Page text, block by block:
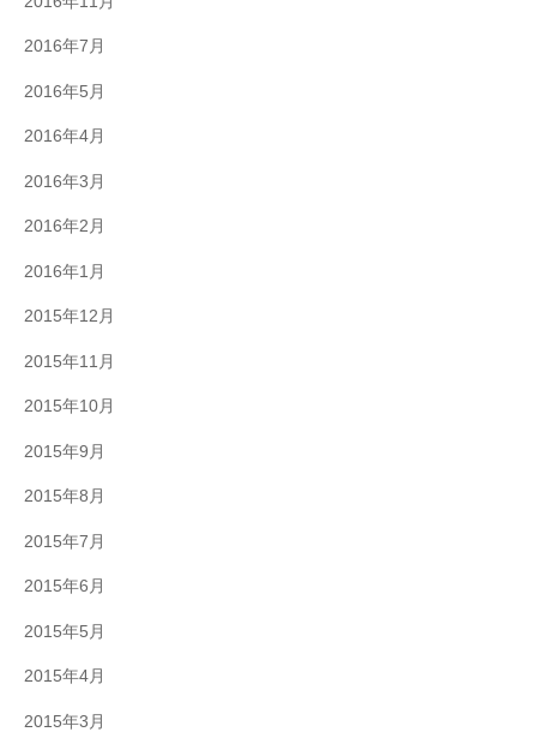
2016年7月
2016年5月
2016年4月
2016年3月
2016年2月
2016年1月
2015年12月
2015年11月
2015年10月
2015年9月
2015年8月
2015年7月
2015年6月
2015年5月
2015年4月
2015年3月